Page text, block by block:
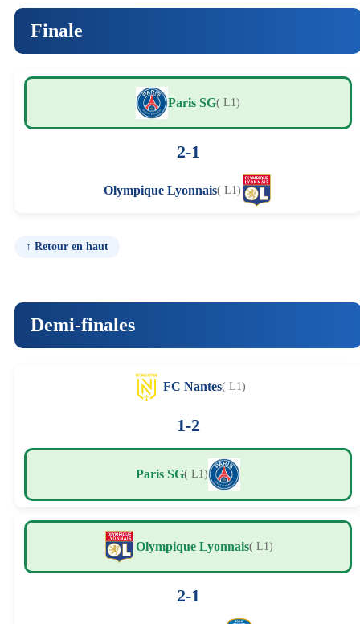
Finale
Paris SG( L1)
2-1
Olympique Lyonnais( L1)
↑ Retour en haut
Demi-finales
FC Nantes( L1)
1-2
Paris SG( L1)
Olympique Lyonnais( L1)
2-1